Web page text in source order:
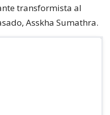
transformista al
Asskha Sumathra.